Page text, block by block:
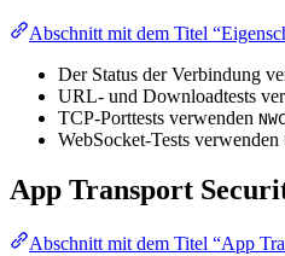
Abschnitt mit dem Titel
Der Status der Verbindung
URL- und Downloadtests
TCP-Porttests verwenden
WebSocket-Tests verwenden
App Transport
Abschnitt mit dem Titel “App